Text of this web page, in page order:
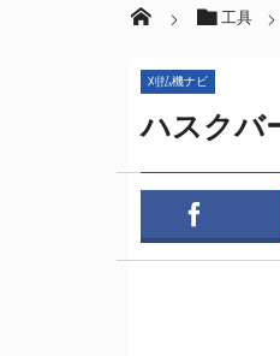
工具
刈払機ナビ
ハスクバ